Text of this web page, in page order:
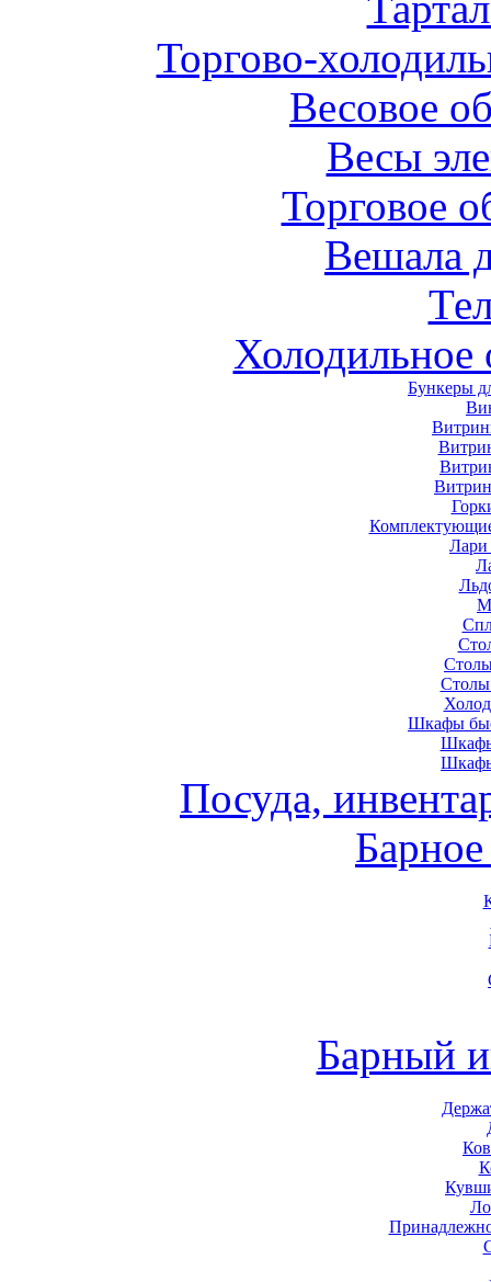
Торгово-
Весовое
Весы
Торговое
Вешала
Холодильное
Бункеры
Лари
Шкафы
Посуда,
Барный